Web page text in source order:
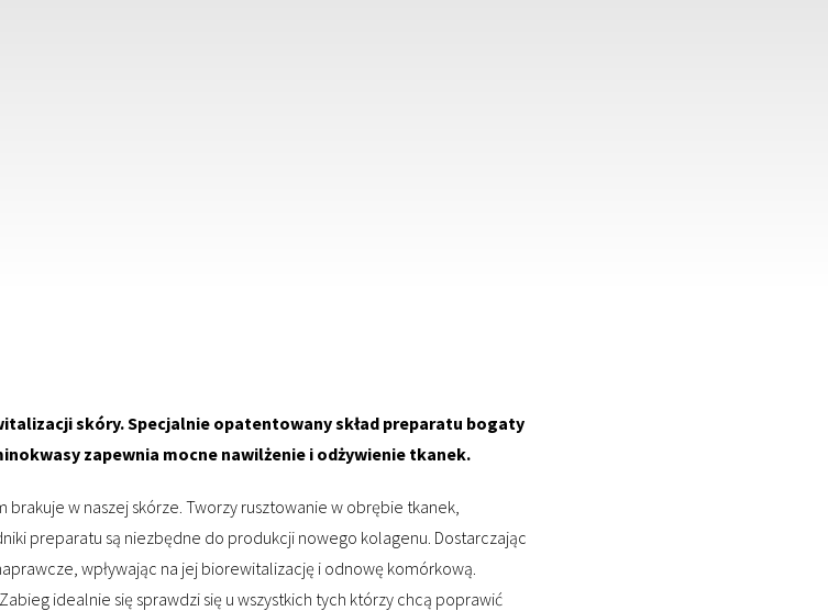
skóry. Specjalnie opatentowany skład preparatu bogaty
zapewnia mocne nawilżenie i odżywienie tkanek.
w naszej skórze. Tworzy rusztowanie w obrębie tkanek,
preparatu są niezbędne do produkcji nowego kolagenu. Dostarczając
wpływając na jej biorewitalizację i odnowę komórkową.
idealnie się sprawdzi się u wszystkich tych którzy chcą poprawić